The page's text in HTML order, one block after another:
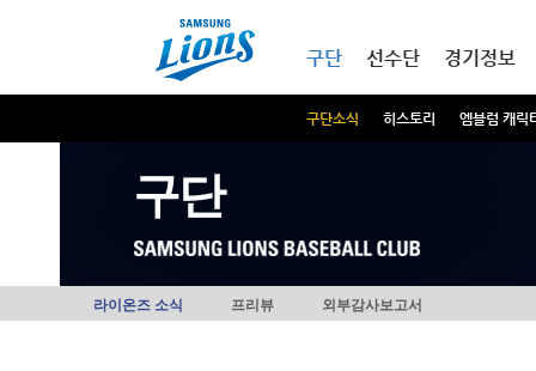
구단
구단소식 히스토리 엠블럼 캐릭
선수단 경기정보
구단
라이온즈 소식 프리뷰 외부감사보고서